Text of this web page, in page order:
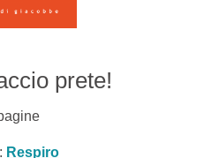
prete!
Respiro